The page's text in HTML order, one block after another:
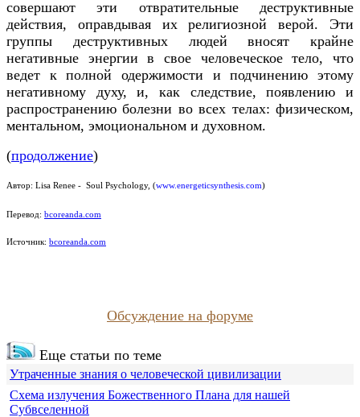
совершают эти отвратительные деструктивные
действия, оправдывая их религиозной верой. Эти
группы деструктивных людей вносят крайне
негативные энергии в свое человеческое тело, что
ведет к полной одержимости и подчинению этому
негативному духу, и, как следствие, появлению и
распространению болезни во всех телах: физическом,
ментальном, эмоциональном и духовном.
(продолжение)
Автор: Lisa Renee - Soul Psychology, (www.energeticsynthesis.com)
Перевод: bcoreanda.com
Источник: bcoreanda.com
Обсуждение на форуме
Еще статьи по теме
Утраченные знания о человеческой цивилизации
Схема излучения Божественного Плана для нашей
Субвселенной